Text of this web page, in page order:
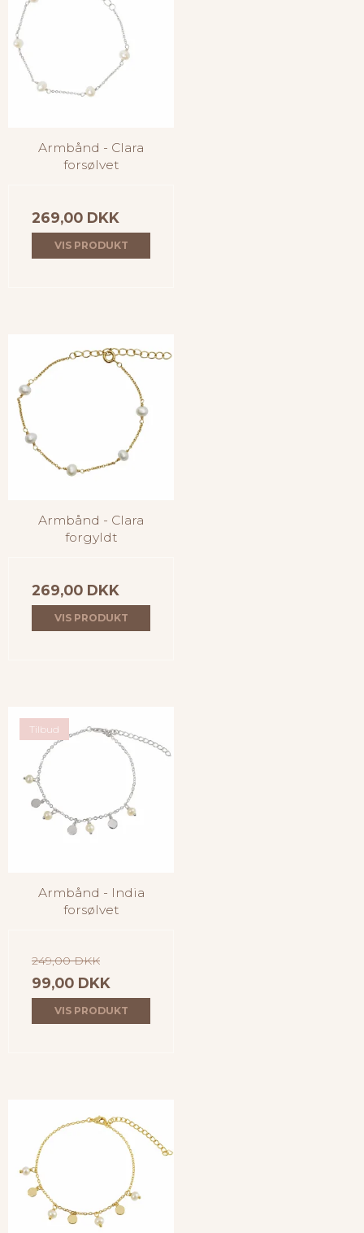
Armbånd - Clara
forsølvet
269,00 DKK
VIS PRODUKT
Armbånd - Clara
forgyldt
269,00 DKK
VIS PRODUKT
Tilbud
Armbånd - India
forsølvet
249,00 DKK
99,00 DKK
VIS PRODUKT